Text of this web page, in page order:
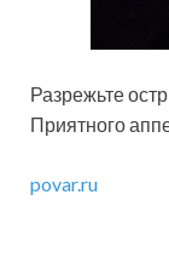
Разрежьте
Приятного
povar.ru